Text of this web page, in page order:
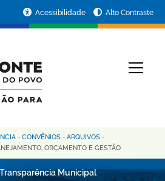
Acessibilidade Alto Contraste
- CONVÊNIOS - ARQUIVOS -
ORÇAMENTO E GESTÃO
Municipal